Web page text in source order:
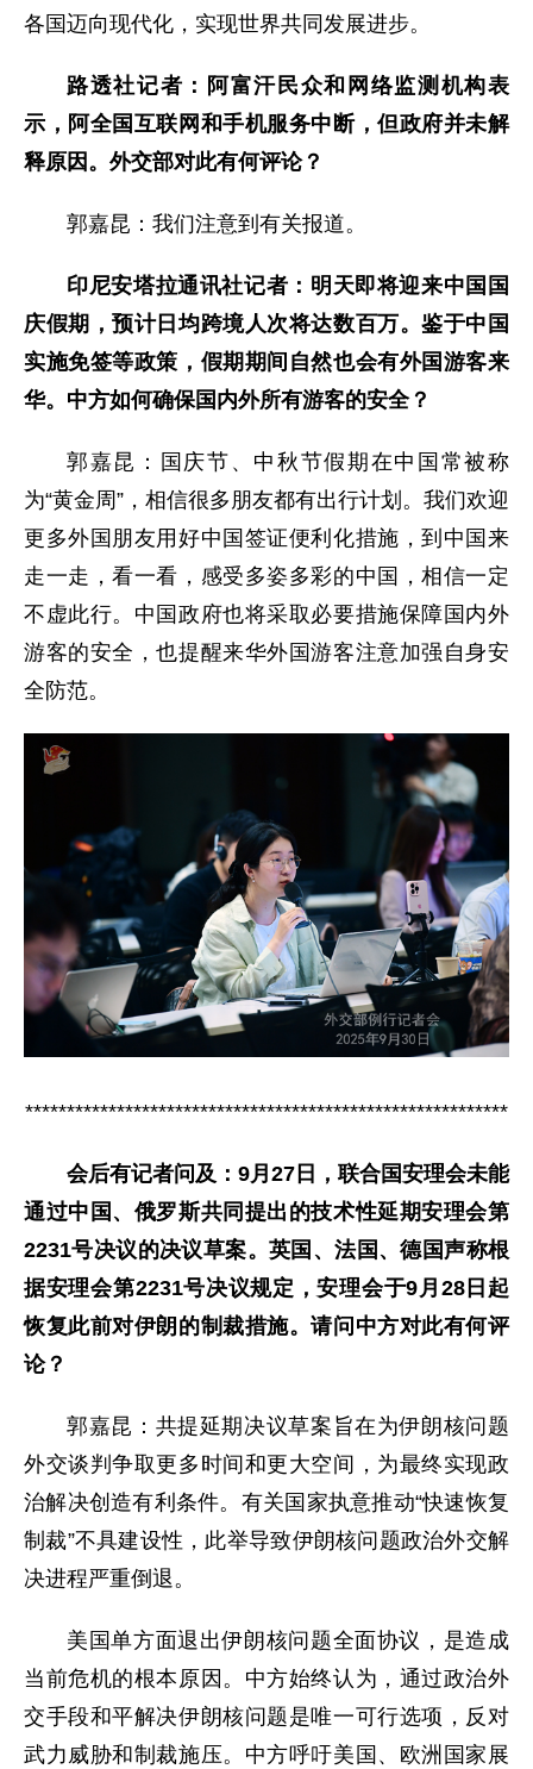
各国迈向现代化，实现世界共同发展进步。
路透社记者：阿富汗民众和网络监测机构表
示，阿全国互联网和手机服务中断，但政府并未解
释原因。外交部对此有何评论？
郭嘉昆：我们注意到有关报道。
印尼安塔拉通讯社记者：明天即将迎来中国国
庆假期，预计日均跨境人次将达数百万。鉴于中国
实施免签等政策，假期期间自然也会有外国游客来
华。中方如何确保国内外所有游客的安全？
郭嘉昆：国庆节、中秋节假期在中国常被称
为“黄金周”，相信很多朋友都有出行计划。我们欢迎
更多外国朋友用好中国签证便利化措施，到中国来
走一走，看一看，感受多姿多彩的中国，相信一定
不虚此行。中国政府也将采取必要措施保障国内外
游客的安全，也提醒来华外国游客注意加强自身安
全防范。
**********************************************************
会后有记者问及：9月27日，联合国安理会未能
通过中国、俄罗斯共同提出的技术性延期安理会第
2231号决议的决议草案。英国、法国、德国声称根
据安理会第2231号决议规定，安理会于9月28日起
恢复此前对伊朗的制裁措施。请问中方对此有何评
论？
郭嘉昆：共提延期决议草案旨在为伊朗核问题
外交谈判争取更多时间和更大空间，为最终实现政
治解决创造有利条件。有关国家执意推动“快速恢复
制裁”不具建设性，此举导致伊朗核问题政治外交解
决进程严重倒退。
美国单方面退出伊朗核问题全面协议，是造成
当前危机的根本原因。中方始终认为，通过政治外
交手段和平解决伊朗核问题是唯一可行选项，反对
武力威胁和制裁施压。中方呼吁美国、欧洲国家展